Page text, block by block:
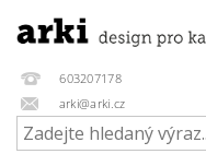
603207178
arki@arki.cz